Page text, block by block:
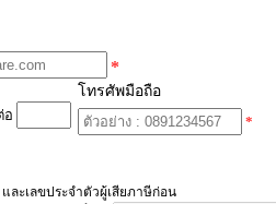
*
อ
โทรศัพมือถือ
*
ละเลขประจำตัวผู้เสียภาษีก่อน